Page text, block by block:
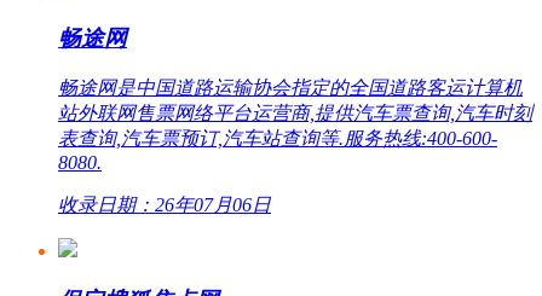
畅途网
畅途网是中国道路运输协会指定的全国道路客运计算机
站外联网售票网络平台运营商,提供汽车票查询,汽车时刻
表查询,汽车票预订,汽车站查询等.服务热线:400-600-
8080.
收录日期：26年07月06日